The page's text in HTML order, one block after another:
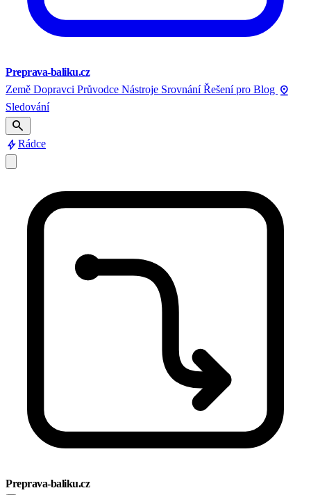
Preprava-baliku.cz
Země Dopravci Průvodce Nástroje Srovnání Řešení pro Blog pin_drop
Sledování
search
boltRádce
Preprava-baliku.cz